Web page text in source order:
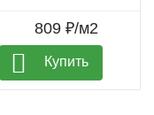
809 ₽/м2
Купить